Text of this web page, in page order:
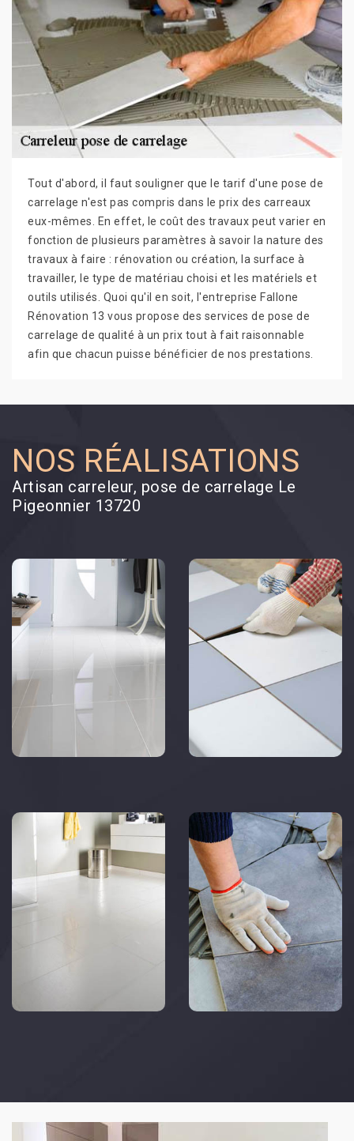
Tout d'abord, il faut souligner que le tarif d'une pose de
carrelage n'est pas compris dans le prix des carreaux
eux-mêmes. En effet, le coût des travaux peut varier en
fonction de plusieurs paramètres à savoir la nature des
travaux à faire : rénovation ou création, la surface à
travailler, le type de matériau choisi et les matériels et
outils utilisés. Quoi qu'il en soit, l'entreprise Fallone
Rénovation 13 vous propose des services de pose de
carrelage de qualité à un prix tout à fait raisonnable
afin que chacun puisse bénéficier de nos prestations.
NOS RÉALISATIONS
Artisan carreleur, pose de carrelage Le
Pigeonnier 13720